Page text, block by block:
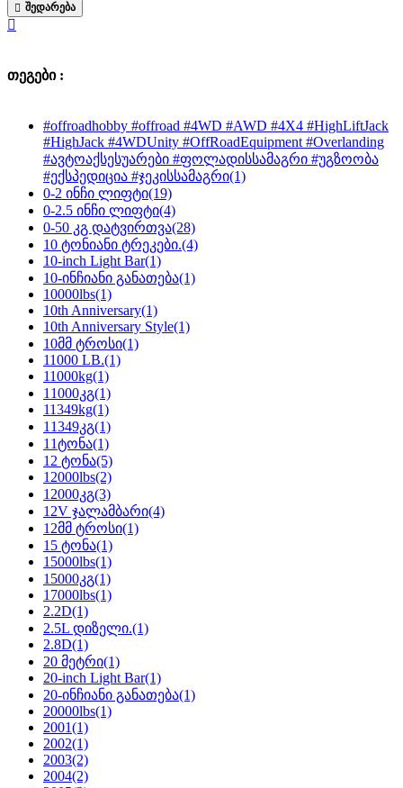
ᲨᲔᲓᲐᲠᲔᲑᲐ
თეგები :
#offroadhobby #offroad #4WD #AWD #4X4 #HighLiftJack
#HighJack #4WDUnity #OffRoadEquipment #Overlanding
#ავტოაქსესუარები #ფოლადისსამაგრი #უგზოობა
#ექსპედიცია #ჯეკისსამაგრი(1)
0-2 ინჩი ლიფტი(19)
0-2.5 ინჩი ლიფტი(4)
0-50 კგ დატვირთვა(28)
10 ტონიანი ტრეკები.(4)
10-inch Light Bar(1)
10-ინჩიანი განათება(1)
10000lbs(1)
10th Anniversary(1)
10th Anniversary Style(1)
10მმ ტროსი(1)
11000 LB.(1)
11000kg(1)
11000კგ(1)
11349kg(1)
11349კგ(1)
11ტონა(1)
12 ტონა(5)
12000lbs(2)
12000კგ(3)
12V ჯალამბარი(4)
12მმ ტროსი(1)
15 ტონა(1)
15000lbs(1)
15000კგ(1)
17000lbs(1)
2.2D(1)
2.5L დიზელი.(1)
2.8D(1)
20 მეტრი(1)
20-inch Light Bar(1)
20-ინჩიანი განათება(1)
20000lbs(1)
2001(1)
2002(1)
2003(2)
2004(2)